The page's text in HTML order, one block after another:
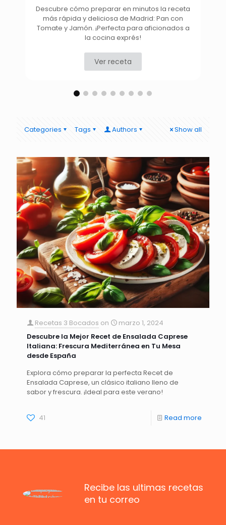
Descubre cómo preparar en minutos la receta
más rápida y deliciosa de Madrid: Pan con
Tomate y Jamón. ¡Perfecta para aficionados a
la cocina exprés!
Ver receta
Categories Tags Authors Show all
Recetas 3 Bocados on
marzo 1, 2024
Descubre la Mejor Recet de Ensalada Caprese
Italiana: Frescura Mediterránea en Tu Mesa
desde España
Explora cómo preparar la perfecta Recet de
Ensalada Caprese, un clásico italiano lleno de
sabor y frescura. ¡Ideal para este verano!
41 Read more
Recibe las ultimas recetas
en tu correo